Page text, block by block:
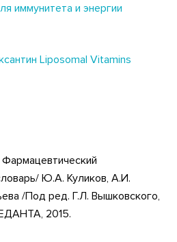
иммунитета и энергии
Liposomal Vitamins
Ю.А. Куликов, А.И.
/Под ред. Г.Л. Вышковского,
2015.